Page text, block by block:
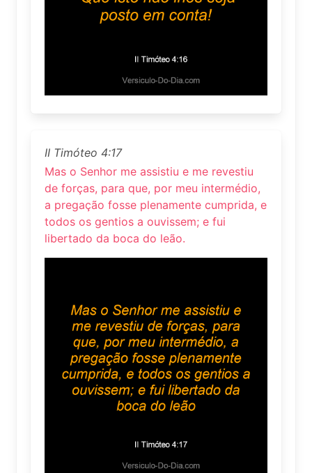
II Timóteo 4:17
Mas o Senhor me assistiu e me revestiu
de forças, para que, por meu intermédio,
a pregação fosse plenamente cumprida, e
todos os gentios a ouvissem; e fui
libertado da boca do leão.